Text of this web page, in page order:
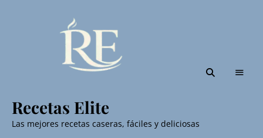
Recetas Elite
Las mejores recetas caseras, fáciles y deliciosas